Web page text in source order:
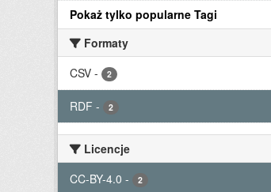
Pokaż tylko popularne Tagi
Formaty
CSV - 2
RDF - 2
Licencje
CC-BY-4.0 - 2